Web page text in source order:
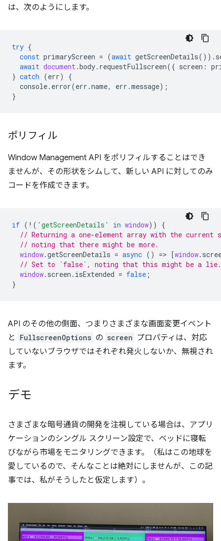
は、次のようにします。
try {
const primaryScreen = (await getScreenDetails()).
await document.body. requestFullscreen({ screen :
} catch (err)
{
console. error(err .name, err .message);
}
ポリフィル
Window Management API をポリフィルすることはでき
ませんが、その形状をシムして、新しい API に対してのみ
コードを作成できます。
if ( ! ( 'getScreenDetails' in window))
{
// Returning a one-element array with the current
// noting that there might be more.
window.getScreenDetails = async () => [window.
// Set to `false`, noting that this might be a lie.
window. screen . isExtended = false ;
}
API のその他の側面、つまりさまざまな画面変更イベント
と
FullscreenOptions の screen プロパティは、対応
していないブラウザではそれぞれ発火しないか、無視され
ます。
デモ
さまざまな暗号通貨の開発を注視している場合は、アプリ
ケーションのシングル スクリーン設定で、ベッドに寝転
びながら市場をモニタリングできます。（私はこの地球を
愛しているので、そんなことは絶対にしませんが、この記
事では、私がそうしたと仮定します）。